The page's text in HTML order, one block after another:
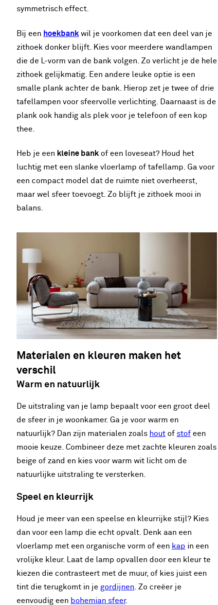
symmetrisch effect.
Bij een hoekbank wil je voorkomen dat een deel van je
zithoek donker blijft. Kies voor meerdere wandlampen
die de L-vorm van de bank volgen. Zo verlicht je de hele
zithoek gelijkmatig. Een andere leuke optie is een
smalle plank achter de bank. Hierop zet je twee of drie
tafellampen voor sfeervolle verlichting. Daarnaast is de
plank ook handig als plek voor je telefoon of een kop
thee.
Heb je een kleine bank of een loveseat? Houd het
luchtig met een slanke vloerlamp of tafellamp. Ga voor
een compact model dat de ruimte niet overheerst,
maar wel sfeer toevoegt. Zo blijft je zithoek mooi in
balans.
Materialen en kleuren maken het
verschil
Warm en natuurlijk
De uitstraling van je lamp bepaalt voor een groot deel
de sfeer in je woonkamer. Ga je voor warm en
natuurlijk? Dan zijn materialen zoals hout of stof een
mooie keuze. Combineer deze met zachte kleuren zoals
beige of zand en kies voor warm wit licht om de
natuurlijke uitstraling te versterken.
Speel en kleurrijk
Houd je meer van een speelse en kleurrijke stijl? Kies
dan voor een lamp die echt opvalt. Denk aan een
vloerlamp met een organische vorm of een kap in een
vrolijke kleur. Laat de lamp opvallen door een kleur te
kiezen die contrasteert met de muur, of kies juist een
tint die terugkomt in je gordijnen . Zo creëer je
eenvoudig een bohemian sfeer.